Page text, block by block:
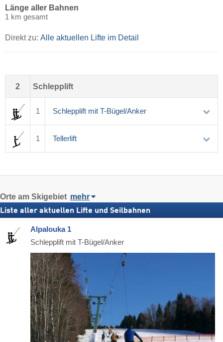
Länge aller Bahnen
1 km gesamt
Direkt zu: Alle aktuellen Lifte im Detail
2 Schlepplift
1 Schlepplift mit T-Bügel/Anker
1 Tellerlift
Orte am Skigebiet mehr
Liste aller aktuellen Lifte und Seilbahnen
Alpalouka 1
Schlepplift mit T-Bügel/Anker